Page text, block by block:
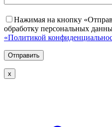
Нажимая на кнопку
обработку персональных
«Политикой
х